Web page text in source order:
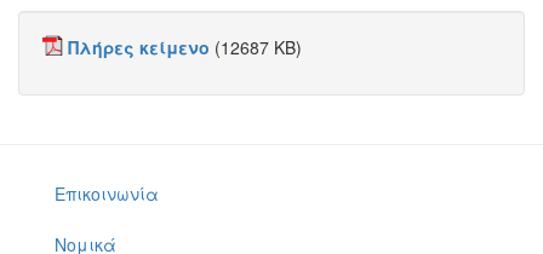
Πλήρες κείμενο (12687 KB)
Επικοινωνία
Νομικά